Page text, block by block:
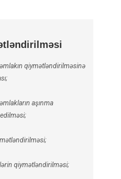
əmlakın qiymətləndirilməsinə
aşınma
qiymətləndirilməsi;